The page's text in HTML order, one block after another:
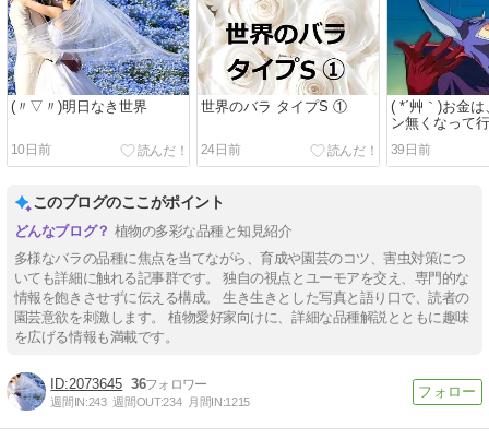
(〃▽〃)明日なき世界
10日前
世界のバラ タイプS ①
24日前
( *´艸｀)お金
ン無くなって
39日前
このブログのここがポイント
植物の多彩な品種と知見紹介
多様なバラの品種に焦点を当てながら、育成や園芸のコツ、害虫対策につ
いても詳細に触れる記事群です。 独自の視点とユーモアを交え、専門的な
情報を飽きさせずに伝える構成。 生き生きとした写真と語り口で、読者の
園芸意欲を刺激します。 植物愛好家向けに、詳細な品種解説とともに趣味
を広げる情報も満載です。
2073645 36
週間IN:243 週間OUT:234 月間IN:1215